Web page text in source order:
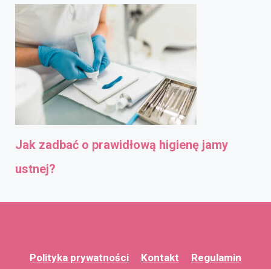
Jak zadbać o prawidłową higienę jamy
ustnej?
Polityka prywatności Kontakt Regulamin